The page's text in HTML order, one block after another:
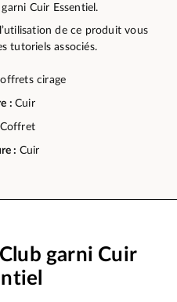
Cuir Essentiel.
de ce produit vous
tutoriels associés.
cirage
:Cuir
Coffret
: Cuir
garni Cuir